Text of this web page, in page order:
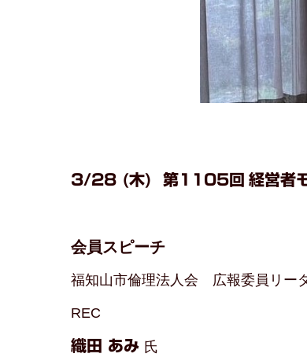
3/28(木) 第1105回 経営者
会員スピーチ
福知山市倫理法人会 広報委員リー
REC
織田 あみ 氏